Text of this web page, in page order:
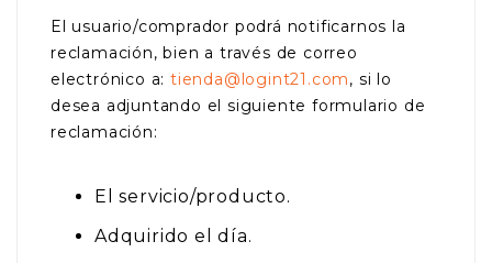
El usuario/comprador podrá notificarnos la
reclamación, bien a través de correo
electrónico a:tienda@logint21.com, si lo
desea adjuntando el siguiente formulario de
reclamación:
El servicio/producto.
Adquirido el día.